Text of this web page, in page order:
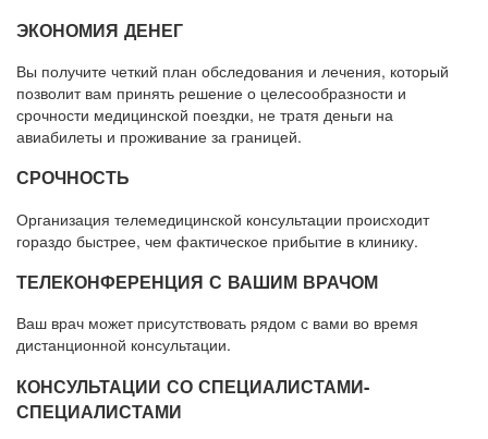
ЭКОНОМИЯ ДЕНЕГ
Вы получите четкий план обследования и лечения, который
позволит вам принять решение о целесообразности и
срочности медицинской поездки, не тратя деньги на
авиабилеты и проживание за границей.
СРОЧНОСТЬ
Организация телемедицинской консультации происходит
гораздо быстрее, чем фактическое прибытие в клинику.
ТЕЛЕКОНФЕРЕНЦИЯ С ВАШИМ ВРАЧОМ
Ваш врач может присутствовать рядом с вами во время
дистанционной консультации.
КОНСУЛЬТАЦИИ СО СПЕЦИАЛИСТАМИ-
СПЕЦИАЛИСТАМИ